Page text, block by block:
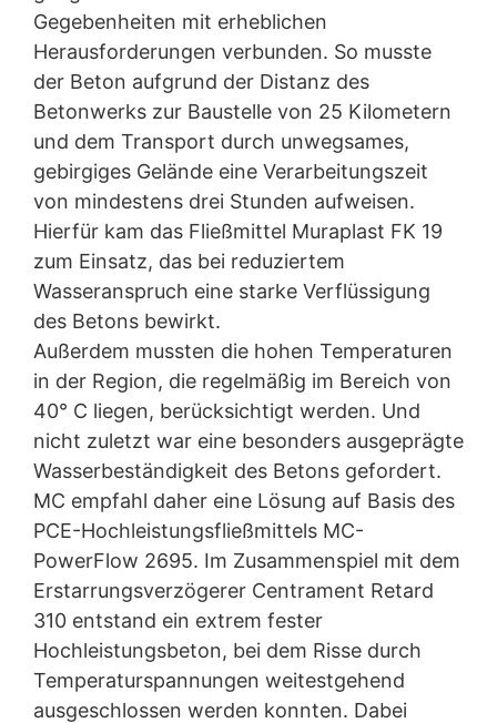
Gegebenheiten mit erheblichen
Herausforderungen verbunden. So musste
der Beton aufgrund der Distanz des
Betonwerks zur Baustelle von 25 Kilometern
und dem Transport durch unwegsames,
gebirgiges Gelände eine Verarbeitungszeit
von mindestens drei Stunden aufweisen.
Hierfür kam das Fließmittel Muraplast FK 19
zum Einsatz, das bei reduziertem
Wasseranspruch eine starke Verflüssigung
des Betons bewirkt.
Außerdem mussten die hohen Temperaturen
in der Region, die regelmäßig im Bereich von
40° C liegen, berücksichtigt werden. Und
nicht zuletzt war eine besonders ausgeprägte
Wasserbeständigkeit des Betons gefordert.
MC empfahl daher eine Lösung auf Basis des
PCE-Hochleistungsfließmittels MC-
PowerFlow 2695. Im Zusammenspiel mit dem
Erstarrungsverzögerer Centrament Retard
310 entstand ein extrem fester
Hochleistungsbeton, bei dem Risse durch
Temperaturspannungen weitestgehend
ausgeschlossen werden konnten. Dabei
Auftragsdatenverarbeitung
Wir haben mit Google einen Vertrag zur
Auftragsdatenverarbeitung abgeschlossen und setzen
die strengen Vorgaben der deutschen
Analytics vollständig um.
YouTube
betriebenen Seite YouTube. Betreiber der Seiten ist die
YouTube, LLC, 901 Cherry Ave., San Bruno, CA 94066,
USA. Wenn Sie eine unserer mit einem YouTube-Plugin
ausgestatteten Seiten besuchen, wird eine Verbindung
zu den Servern von YouTube hergestellt. Dabei wird
dem YouTube-Server mitgeteilt, welche unserer Seiten
Sie besucht haben. Wenn Sie in Ihrem YouTube-Account
eingeloggt sind, ermöglichen Sie YouTube, Ihr
Surfverhalten direkt Ihrem persönlichen Profil
zuzuordnen. Dies können Sie verhindern, indem Sie sich
aus Ihrem YouTube-Account ausloggen. Die Nutzung
von YouTube erfolgt im Interesse einer ansprechenden
Darstellung unserer Online-Angebote. Dies stellt ein
berechtigtes Interesse im Sinne von Art. 6 Abs. 1 lit. f
DSGVO dar.
Weitere Informationen zum Umgang mit Nutzerdaten
finden Sie in der Datenschutzerklärung von YouTube
unter:https://www.google.de/intl/de/policies/privacy
Wir bewahren im Rahmen von YouTube keinerlei
personenbezogene Daten auf. Eine Übermittlung der
personenbezogenen Daten an sonstige Empfänger
erfolgt nicht.